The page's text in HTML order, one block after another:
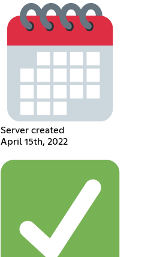
Server created
April 15th, 2022